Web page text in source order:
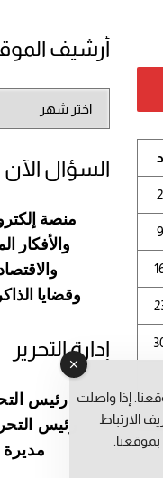
د
2
9
أرشيف
الموقع
السؤال الآن
منصة
والأفكار
وقضايا
إدارة التحرير
رئيس
رئيس
إذا واصلت
الارتباط